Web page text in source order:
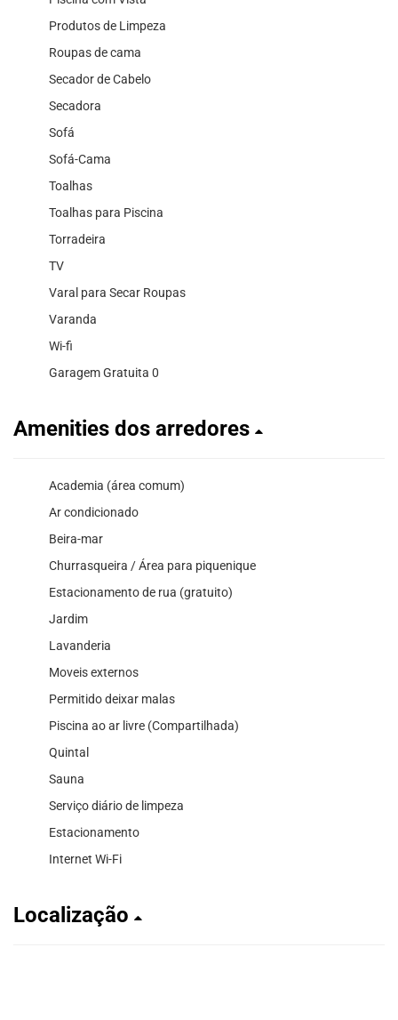
Produtos de Limpeza
Roupas de cama
Secador de Cabelo
Secadora
Sofá
Sofá-Cama
Toalhas
Toalhas para Piscina
Torradeira
TV
Varal para Secar Roupas
Varanda
Wi-fi
Garagem Gratuita 0
Amenities dos arredores
Academia (área comum)
Ar condicionado
Beira-mar
Churrasqueira / Área para piquenique
Estacionamento de rua (gratuito)
Jardim
Lavanderia
Moveis externos
Permitido deixar malas
Piscina ao ar livre (Compartilhada)
Quintal
Sauna
Serviço diário de limpeza
Estacionamento
Internet Wi-Fi
Localização